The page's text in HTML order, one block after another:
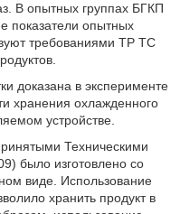
В опытных группах БГКП
показатели опытных
требованиями ТР ТС
доказана в эксперименте
хранения охлажденного
устройстве.
Техническими
было изготовлено со
виде. Использование
хранить продукт в